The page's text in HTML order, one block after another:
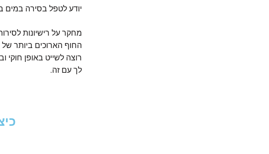
יודע לטפל בסירה במים
מחקר על רישיונות
החוף הארוכים ביותר
רוצה לשייט באופן חוקי
לך עם זה.